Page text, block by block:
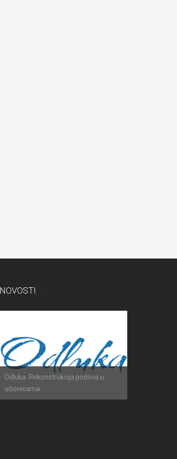
NOVOSTI
Odluka: Rekonstrukcija podova u
učionicama